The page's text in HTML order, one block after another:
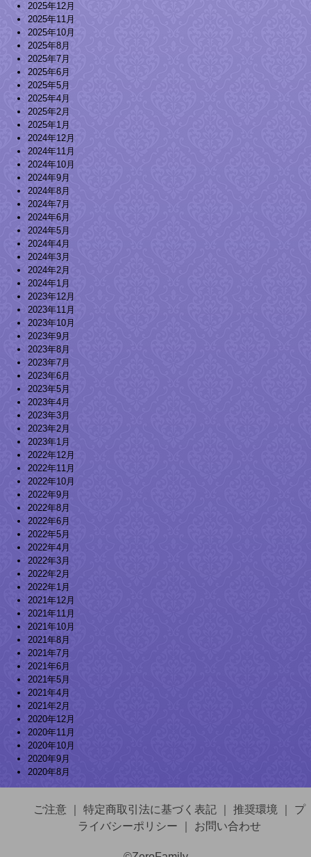
2025年12月
2025年11月
2025年10月
2025年8月
2025年7月
2025年6月
2025年5月
2025年4月
2025年2月
2025年1月
2024年12月
2024年11月
2024年10月
2024年9月
2024年8月
2024年7月
2024年6月
2024年5月
2024年4月
2024年3月
2024年2月
2024年1月
2023年12月
2023年11月
2023年10月
2023年9月
2023年8月
2023年7月
2023年6月
2023年5月
2023年4月
2023年3月
2023年2月
2023年1月
2022年12月
2022年11月
2022年10月
2022年9月
2022年8月
2022年6月
2022年5月
2022年4月
2022年3月
2022年2月
2022年1月
2021年12月
2021年11月
2021年10月
2021年8月
2021年7月
2021年6月
2021年5月
2021年4月
2021年2月
2020年12月
2020年11月
2020年10月
2020年9月
2020年8月
ご注意 特定商取引法に基づく表記 推奨環境
プ
ライバシーポリシー
お問い合わせ